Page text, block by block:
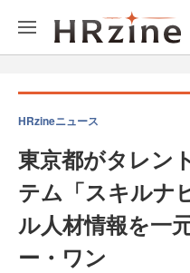
HRzineニュース
東京都がタレン
テム「スキルナ
ル人材情報を一
ー・ワン